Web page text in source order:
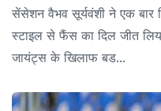
सेंसेशन वैभव सूर्यवंशी ने एक बार
स्टाइल से फैंस का दिल जीत
जायंट्स के खिलाफ बड...